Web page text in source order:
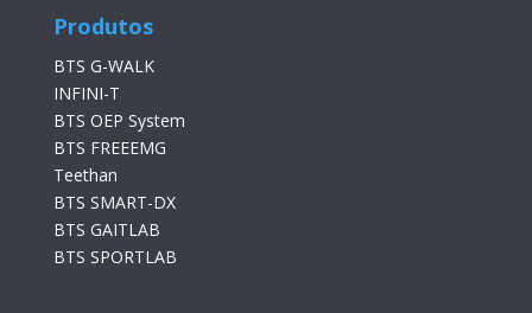
Produtos
BTS G-WALK
INFINI-T
BTS OEP System
BTS FREEEMG
Teethan
BTS SMART-DX
BTS GAITLAB
BTS SPORTLAB